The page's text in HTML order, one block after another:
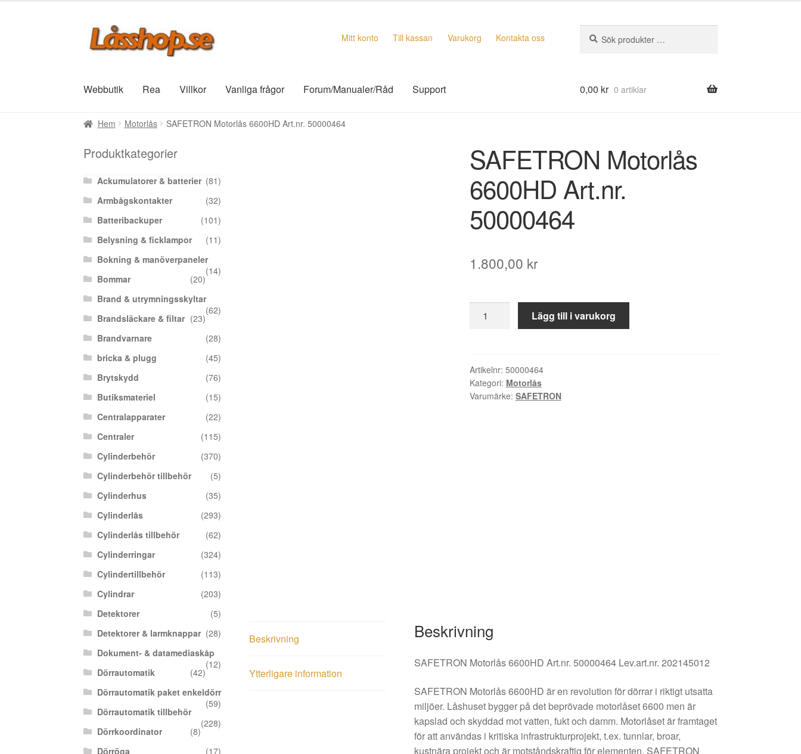
Hoppa
till
Hoppa
till
Mitt konto Till kassan Varukorg Kontakta oss
efter:
Webbutik Rea Villkor Vanliga frågor Forum/Manualer/Råd Support 0,00 kr 0 artiklar
Hem Motorlås SAFETRON Motorlås 6600HD Art.nr. 50000464
SAFETRON Motorlås
6600HD Art.nr.
50000464
1.800,00 kr
Motorlås
50000464
mängd
Lägg till i varukorg
Artikelnr: 50000464
Kategori: Motorlås
Varumärke: SAFETRON
Beskrivning
Ytterligare information
Beskrivning
SAFETRON Motorlås 6600HD Art.nr. 50000464 Lev.art.nr. 202145012
SAFETRON Motorlås 6600HD är en revolution för dörrar i riktigt utsatta
miljöer. Låshuset bygger på det beprövade motorlåset 6600 men är
kapslad och skyddad mot vatten, fukt och damm. Motorlåset är framtaget
för att användas i kritiska infrastrukturprojekt, t.ex. tunnlar, broar,
kustnära projekt och är motståndskraftig för elementen. SAFETRON
Produktkategorier
Ackumulatorer & batterier (81)
Armbågskontakter
(32)
Batteribackuper
(101)
Belysning & ficklampor
(11)
Bokning & manöverpaneler
(14)
Bommar
(20)
Brand & utrymningsskyltar
(62)
Brandsläckare & filtar (23)
Brandvarnare
(28)
bricka & plugg
(45)
Brytskydd
(76)
Butiksmateriel
(15)
Centralapparater
(22)
Centraler
(115)
Cylinderbehör
(370)
Cylinderbehör tillbehör
(5)
Cylinderhus
(35)
Cylinderlås
(293)
Cylinderlås tillbehör
(62)
Cylinderringar
(324)
Cylindertillbehör
(113)
Cylindrar
(203)
Detektorer
(5)
Detektorer & larmknappar (28)
Dokument- & datamediaskåp
(12)
Dörrautomatik
(42)
Dörrautomatik paket enkeldörr
(59)
Dörrautomatik tillbehör
(228)
Dörrkoordinator
(8)
Dörröga
(17)